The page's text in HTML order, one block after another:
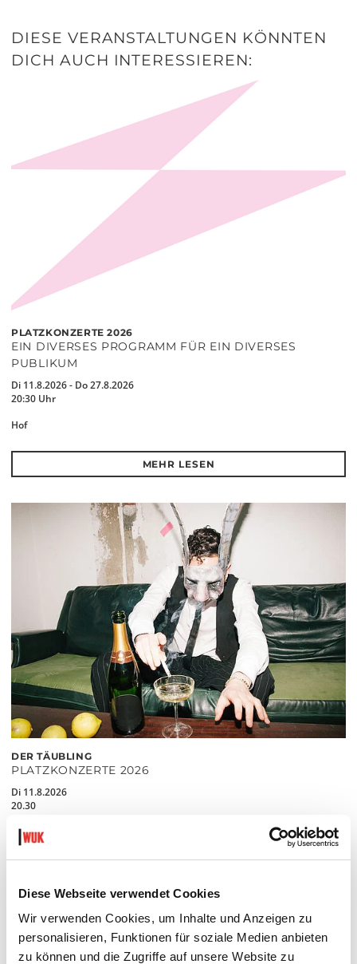
Diese Webseite verwendet Cookies
Wir verwenden Cookies, um Inhalte und Anzeigen zu
personalisieren, Funktionen für soziale Medien anbieten
zu können und die Zugriffe auf unsere Website zu
DIESE VERANSTALTUNGEN KÖNNTEN
DICH AUCH INTERESSIEREN:
PLATZKONZERTE 2026
EIN DIVERSES PROGRAMM FÜR EIN DIVERSES
PUBLIKUM
Di 11.8.2026 - Do 27.8.2026
20:30 Uhr
Hof
MEHR LESEN
DER TÄUBLING
PLATZKONZERTE 2026
Di 11.8.2026
20.30
Hof